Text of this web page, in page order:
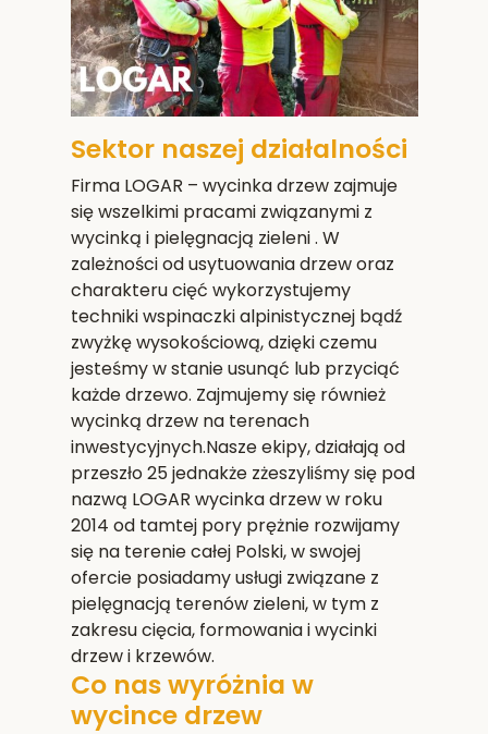
Sektor naszej działalności
Firma LOGAR – wycinka drzew zajmuje
się wszelkimi pracami związanymi z
wycinką i pielęgnacją zieleni . W
zależności od usytuowania drzew oraz
charakteru cięć wykorzystujemy
techniki wspinaczki alpinistycznej bądź
zwyżkę wysokościową, dzięki czemu
jesteśmy w stanie usunąć lub przyciąć
każde drzewo. Zajmujemy się również
wycinką drzew na terenach
inwestycyjnych.Nasze ekipy, działają od
przeszło 25 jednakże zżeszyliśmy się pod
nazwą LOGAR wycinka drzew w roku
2014 od tamtej pory prężnie rozwijamy
się na terenie całej Polski, w swojej
ofercie posiadamy usługi związane z
pielęgnacją terenów zieleni, w tym z
zakresu cięcia, formowania i wycinki
drzew i krzewów.
Co nas wyróżnia w
wycince drzew